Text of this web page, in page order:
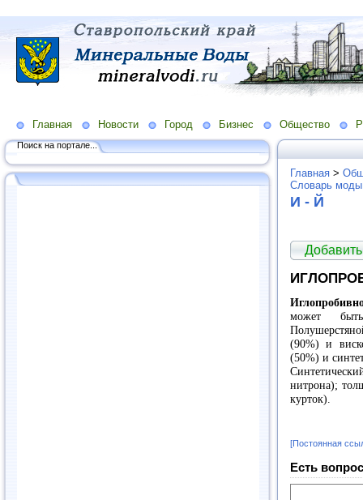
Главная Новости Город Бизнес Общество
Поиск на портале...
Главная >
Словарь
И - Й
может
(90%) и
(50%) и
нитрона);
курток).
[Постоянная
Есть